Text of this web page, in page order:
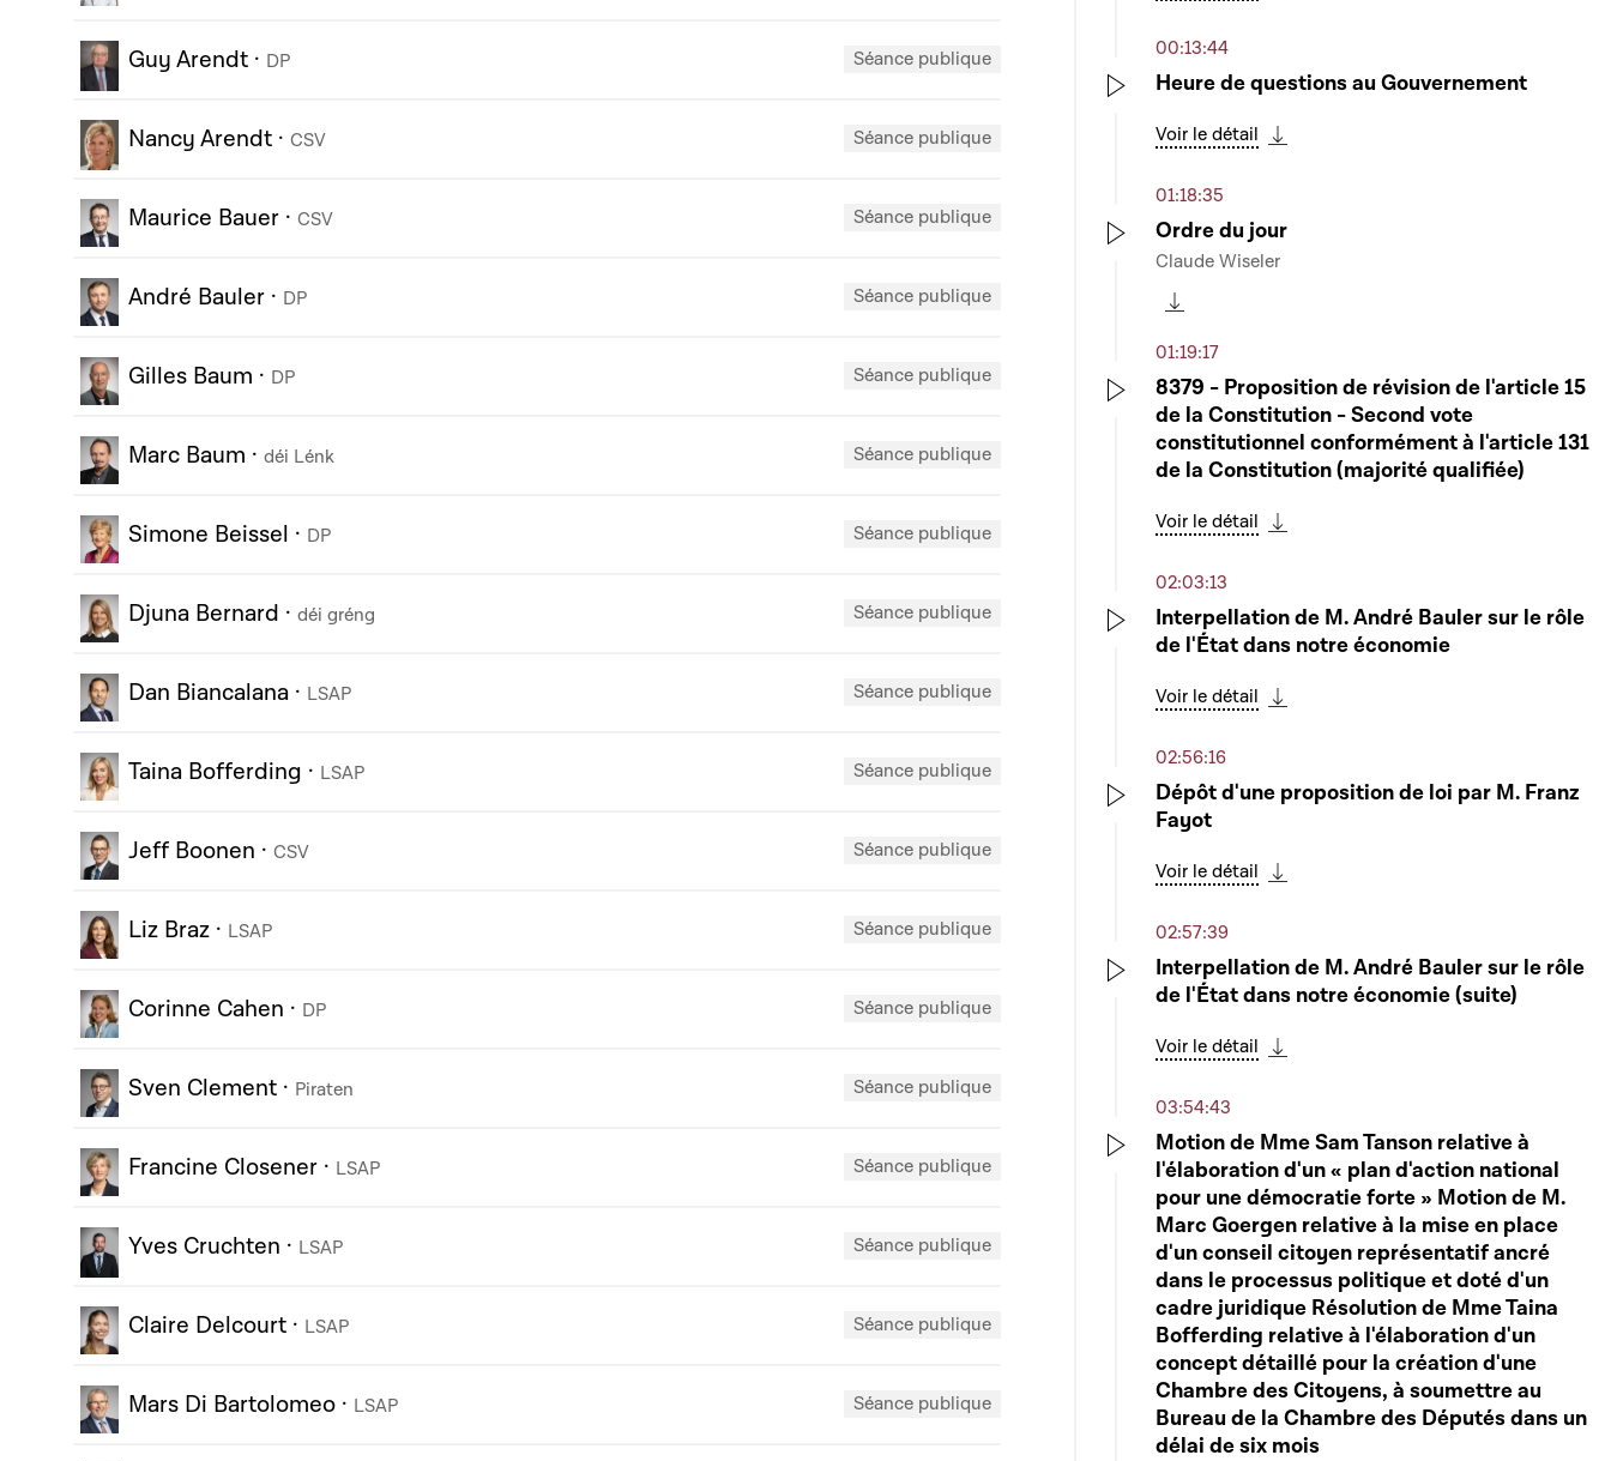
Guy Arendt · DP Séance publique
Nancy Arendt · CSV Séance publique
Maurice Bauer · CSV Séance publique
André Bauler · DP Séance publique
Gilles Baum · DP Séance publique
Marc Baum · déi Lénk Séance publique
Simone Beissel · DP Séance publique
Djuna Bernard · déi gréng Séance publique
Dan Biancalana · LSAP Séance publique
Taina Bofferding · LSAP Séance publique
Jeff Boonen · CSV Séance publique
Liz Braz · LSAP Séance publique
Corinne Cahen · DP Séance publique
Sven Clement · Piraten Séance publique
Francine Closener · LSAP Séance publique
Yves Cruchten · LSAP Séance publique
Claire Delcourt · LSAP Séance publique
Mars Di Bartolomeo · LSAP Séance publique
00:13:44
Heure de questions au Gouvernement
Voir le détail
Play
01:18:35
Ordre du jour
Claude Wiseler
Play
01:19:17
8379 - Proposition de révision de l'article 15
de la Constitution - Second vote
constitutionnel conformément à l'article 131
de la Constitution (majorité qualifiée)
Voir le détail
02:03:13
Interpellation de M. André Bauler sur le rôle
de l'État dans notre économie
Voir le détail
02:56:16
Dépôt d'une proposition de loi par M. Franz
Fayot
Voir le détail
Play
02:57:39
Interpellation de M. André Bauler sur le rôle
de l'État dans notre économie (suite)
Voir le détail
03:54:43
Motion de Mme Sam Tanson relative à
l'élaboration d'un « plan d'action national
pour une démocratie forte » Motion de M.
Marc Goergen relative à la mise en place
d'un conseil citoyen représentatif ancré
dans le processus politique et doté d'un
cadre juridique Résolution de Mme Taina
Bofferding relative à l'élaboration d'un
concept détaillé pour la création d'une
Chambre des Citoyens, à soumettre au
Bureau de la Chambre des Députés dans un
délai de six mois
Play